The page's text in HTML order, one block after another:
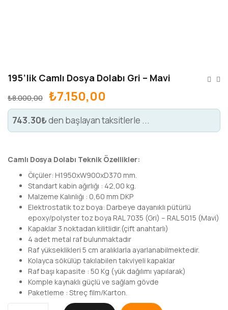
195’lik Camlı Dosya Dolabı Gri – Mavi
₺8.000,00 ₺7.150,00
743.30₺den başlayan taksitlerle ...
Camlı Dosya Dolabı Teknik Özellikler:
Ölçüler: H1950xW900xD370 mm.
Standart kabin ağırlığı : 42,00 kg.
Malzeme Kalınlığı : 0,60 mm DKP
Elektrostatik toz boya: Darbeye dayanıklı pütürlü
epoxy/polyster toz boya RAL 7035 (Gri) – RAL 5015 (Mavi)
Kapaklar 3 noktadan kilitlidir.(çift anahtarlı)
4 adet metal raf bulunmaktadır
Raf yükseklikleri 5 cm aralıklarla ayarlanabilmektedir.
Kolayca sökülüp takılabilen takviyeli kapaklar
Raf başı kapasite : 50 Kg (yük dağılımı yapılarak)
Komple kaynaklı güçlü ve sağlam gövde
Paketleme : Streç film/Karton.